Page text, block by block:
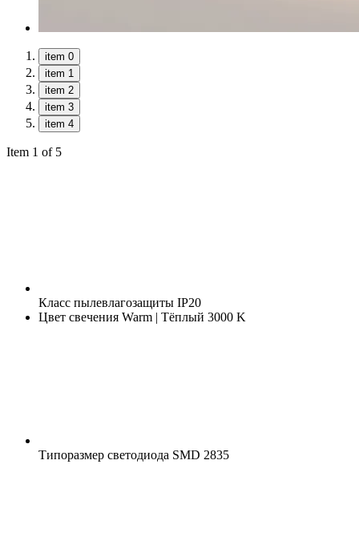
item 0
item 1
item 2
item 3
item 4
Item 1 of 5
Класс пылевлагозащиты IP20
Цвет свечения Warm | Тёплый 3000 K
Типоразмер светодиода SMD 2835